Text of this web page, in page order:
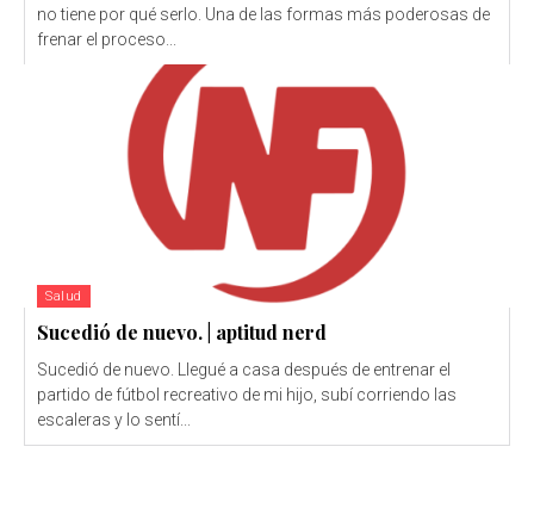
no tiene por qué serlo. Una de las formas más poderosas de
frenar el proceso...
Salud
Sucedió de nuevo. | aptitud nerd
Sucedió de nuevo. Llegué a casa después de entrenar el
partido de fútbol recreativo de mi hijo, subí corriendo las
escaleras y lo sentí...